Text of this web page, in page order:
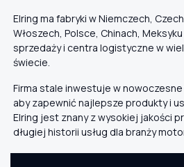
Elring ma fabryki w Niemczech,
Włoszech, Polsce, Chinach,
sprzedaży i centra logistyczne w
świecie.
Firma stale inwestuje w
aby zapewnić najlepsze produkty i
Elring jest znany z wysokiej jakości
długiej historii usług dla branży